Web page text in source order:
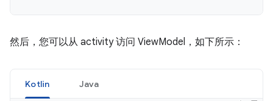
然后，您可以从 activity 访问 ViewModel，如下所示：
Kotlin Java